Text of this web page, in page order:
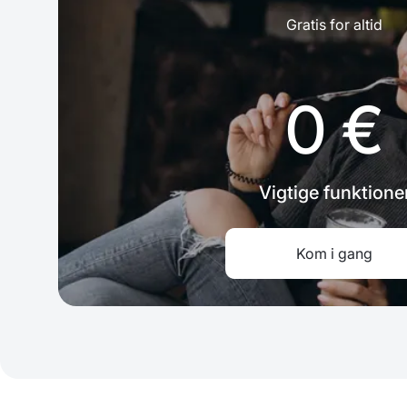
Gratis for altid
0 €
Vigtige
Kom i gang